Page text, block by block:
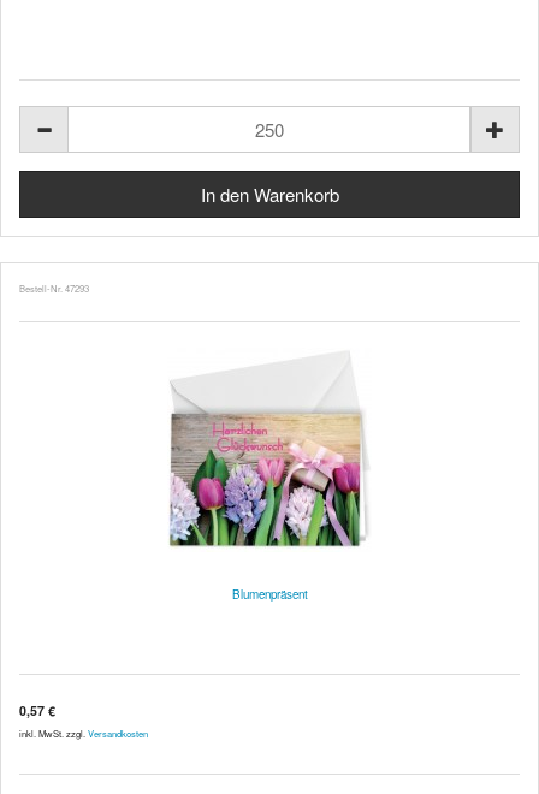
Bestell-Nr. 47293
Blumenpräsent
0,57 €
inkl. MwSt. zzgl. Versandkosten